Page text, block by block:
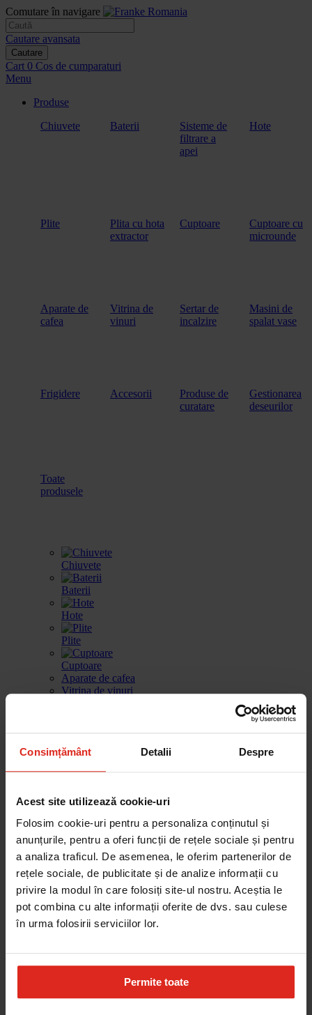
Consimțământ Detalii Despre
Acest site utilizează cookie-uri
Folosim cookie-uri pentru a personaliza conținutul și
anunțurile, pentru a oferi funcții de rețele sociale și pentru
a analiza traficul. De asemenea, le oferim partenerilor de
rețele sociale, de publicitate și de analize informații cu
privire la modul în care folosiți site-ul nostru. Aceștia le
pot combina cu alte informații oferite de dvs. sau culese
în urma folosirii serviciilor lor.
Permite toate
Comutare în navigare
Cautare avansata
Cautare
Cart 0 Cos de cumparaturi
Menu
Produse
Chiuvete
Baterii
Sisteme de
filtrare a
apei
Hote
Plite
Plita cu hota
extractor
Cuptoare
Cuptoare cu
microunde
Aparate de
cafea
Vitrina de
vinuri
Sertar de
incalzire
Masini de
spalat vase
Frigidere Accesorii
Produse de
curatare
Gestionarea
deseurilor
Toate
produsele
Chiuvete
Baterii
Hote
Plite
Cuptoare
Aparate de cafea
Vitrina de vinuri
Frigidere
Accesorii
Cautare dupa produse
Cautare dupa piesa
Cautare dupa produse
Cautare dupa piesa
Catalog
Devino partener
Parteneri
Account